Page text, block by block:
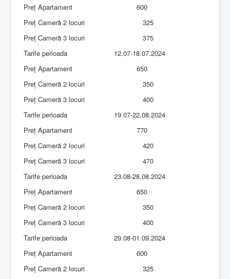
Preț Apartament
600
Preț Cameră 2 locuri
325
Preț Cameră 3 locuri
375
Tarife perioada
12.07-18.07.2024
Preț Apartament
650
Preț Cameră 2 locuri
350
Preț Cameră 3 locuri
400
Tarife perioada
19.07-22.08.2024
Preț Apartament
770
Preț Cameră 2 locuri
420
Preț Cameră 3 locuri
470
Tarife perioada
23.08-28.08.2024
Preț Apartament
650
Preț Cameră 2 locuri
350
Preț Cameră 3 locuri
400
Tarife perioada
29.08-01.09.2024
Preț Apartament
600
Preț Cameră 2 locuri
325